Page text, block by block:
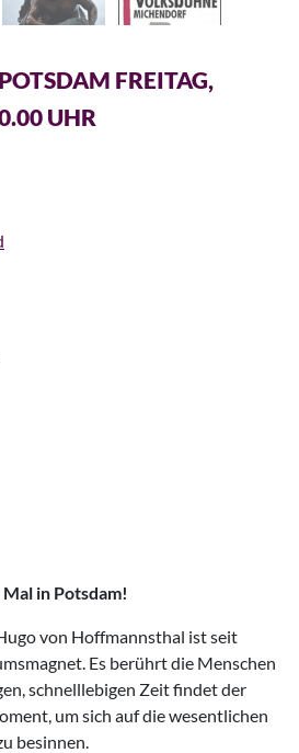
FREITAG,
UHR
in Potsdam!
von Hoffmannsthal ist seit
Es berührt die Menschen
schnelllebigen Zeit findet der
um sich auf die wesentlichen
besinnen.